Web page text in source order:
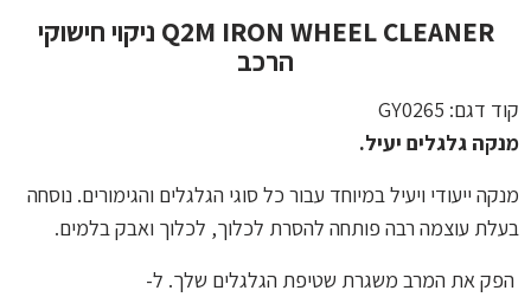
Q2M IRON WHEEL CLEANER ניקוי חישוקי
הרכב
קוד דגם: GY0265
מנקה גלגלים יעיל.
מנקה ייעודי ויעיל במיוחד עבור כל סוגי הגלגלים והגימורים. נוסחה
בעלת עוצמה רבה פותחה להסרת לכלוך, לכלוך ואבק בלמים.
הפק את המרב משגרת שטיפת הגלגלים שלך. ל-